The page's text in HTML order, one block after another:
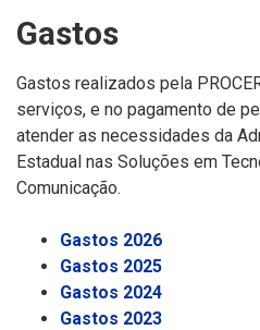
Gastos
Gastos realizados pela
serviços, e no pagamento de
atender as necessidades da
Estadual nas Soluções em
Comunicação.
Gastos 2026
Gastos 2025
Gastos 2024
Gastos 2023